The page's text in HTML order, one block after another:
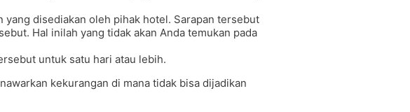
yang disediakan oleh pihak hotel. Sarapan tersebut
Hal inilah yang tidak akan Anda temukan pada
untuk satu hari atau lebih.
kekurangan di mana tidak bisa dijadikan